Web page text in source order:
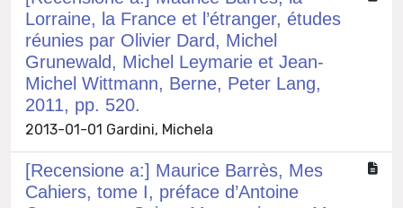
Lorraine, la France et l’étranger, études
réunies par Olivier Dard, Michel
Grunewald, Michel Leymarie et Jean-
Michel Wittmann, Berne, Peter Lang,
2011, pp. 520.
2013-01-01 Gardini, Michela
[Recensione a:] Maurice Barrès, Mes
Cahiers, tome I, préface d’Antoine